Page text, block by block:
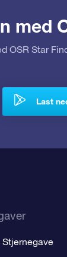
med
OSR Star
Last
Stjernegave